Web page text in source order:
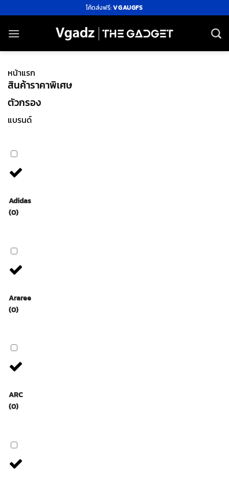
ไป
ยัง
โค้ดส่งฟรี:VGAUGFS
หน้าแรก
สินค้าราคาพิเศษ
ตัวกรอง
แบรนด์
Adidas
(0)
Araree
(0)
ARC
(0)